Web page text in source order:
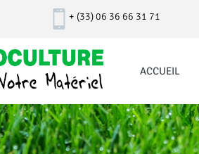
+ (33) 06 36 66 31 71
ACCUEIL